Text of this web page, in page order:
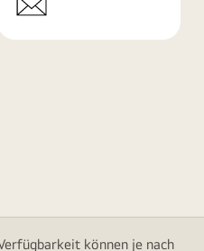
können je nach